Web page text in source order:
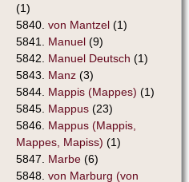
(1)
5840. von Mantzel (1)
5841. Manuel (9)
5842. Manuel Deutsch (1)
5843. Manz (3)
5844. Mappis (Mappes) (1)
5845. Mappus (23)
5846. Mappus (Mappis,
Mappes, Mapiss) (1)
5847. Marbe (6)
5848. von Marburg (von